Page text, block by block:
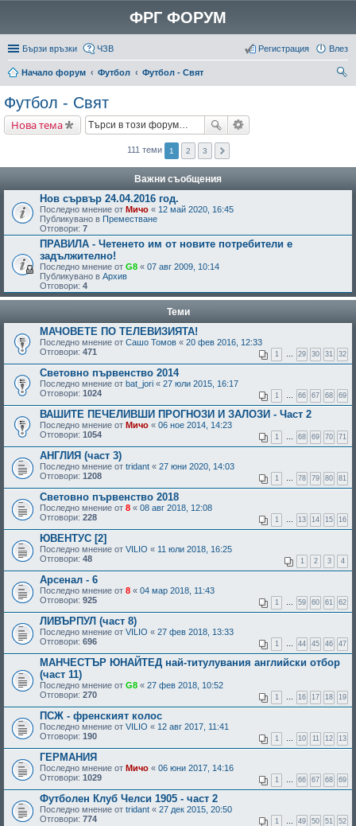
ФРГ ФОРУМ
Бързи връзки ЧЗВ Влез
Регистрация
Начало форум Футбол
Футбол - Свят
Футбол - Свят
Нова тема
111 теми 1 2 3
Важни съобщения
Нов сървър 24.04.2016 год.
Последно мнение от Мичо « 12 май 2020, 16:45
Публикувано в Преместване
Отговори: 7
ПРАВИЛА - Четенето им от новите потребители е
задължително!
Последно мнение от G8 « 07 авг 2009, 10:14
Публикувано в Архив
Отговори: 4
Теми
МАЧОВЕТЕ ПО ТЕЛЕВИЗИЯТА!
Последно мнение от Сашо Томов « 20 фев 2016, 12:33
Отговори: 471 1 … 29 30 31 32
Световно първенство 2014
Последно мнение от bat_jori « 27 юли 2015, 16:17
Отговори: 1024 1 … 66 67 68 69
ВАШИТЕ ПЕЧЕЛИВШИ ПРОГНОЗИ И ЗАЛОЗИ - Част 2
Последно мнение от Мичо « 06 ное 2014, 14:23
Отговори: 1054 1 … 68 69 70 71
АНГЛИЯ (част 3)
Последно мнение от tridant « 27 юни 2020, 14:03
Отговори: 1208 1 … 78 79 80 81
Световно първенство 2018
Последно мнение от 8 « 08 авг 2018, 12:08
Отговори: 228 1 … 13 14 15 16
ЮВЕНТУС [2]
Последно мнение от VILIO « 11 юли 2018, 16:25
Отговори: 48 1 2 3 4
Арсенал - 6
Последно мнение от 8 « 04 мар 2018, 11:43
Отговори: 925 1 … 59 60 61 62
ЛИВЪРПУЛ (част 8)
Последно мнение от VILIO « 27 фев 2018, 13:33
Отговори: 696 1 … 44 45 46 47
МАНЧЕСТЪР ЮНАЙТЕД най-титулувания английски отбор
(част 11)
Последно мнение от G8 « 27 фев 2018, 10:52
Отговори: 270 1 … 16 17 18 19
ПСЖ - френският колос
Последно мнение от VILIO « 12 авг 2017, 11:41
Отговори: 190 1 … 10 11 12 13
ГЕРМАНИЯ
Последно мнение от Мичо « 06 юни 2017, 14:16
Отговори: 1029 1 … 66 67 68 69
Футболен Клуб Челси 1905 - част 2
Последно мнение от tridant « 27 дек 2015, 20:50
Отговори: 774 1 … 49 50 51 52